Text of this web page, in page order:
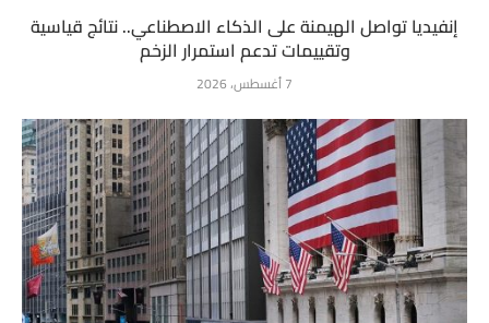
إنفيديا تواصل الهيمنة على الذكاء الاصطناعي.. نتائج قياسية
وتقييمات تدعم استمرار الزخم
7 أغسطس، 2026